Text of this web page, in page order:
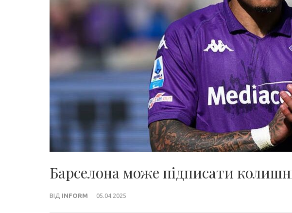
Барселона може підписати
ВІД INFORM 05.04.2025